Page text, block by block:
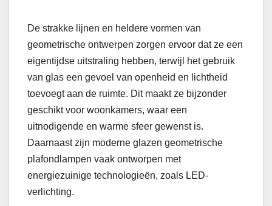
De strakke lijnen en heldere vormen van
geometrische ontwerpen zorgen ervoor dat ze een
eigentijdse uitstraling hebben, terwijl het gebruik
van glas een gevoel van openheid en lichtheid
toevoegt aan de ruimte. Dit maakt ze bijzonder
geschikt voor woonkamers, waar een
uitnodigende en warme sfeer gewenst is.
Daarnaast zijn moderne glazen geometrische
plafondlampen vaak ontworpen met
energiezuinige technologieën, zoals LED-
verlichting.